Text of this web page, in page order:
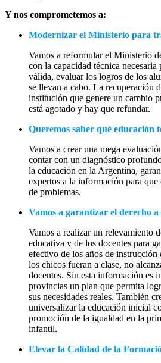
Y nos comprometemos a:
Modernizar el Ministerio para
Vamos a reformular el Ministerio
con la capacidad técnica
válida, evaluar los logros de los
se llevan a cabo. La recuperación
institución que genere un cambio
está agotado y hay que refundar.
Queremos saber qué educación
Vamos a crear una mega
contar con un diagnóstico
la educación en la Argentina,
expertos a la información para
de problemas.
Vamos a garantizar el derecho a
Vamos a realizar un relevamiento
educativa y de los docentes para
efectivo de los años de
los chicos fueran a clase, no
docentes. Sin esta información es
provincias un plan que permita
sus necesidades reales. También
universalizar la educación inicial
promoción de la igualdad en la
infantil.
Elevar la Calidad de la